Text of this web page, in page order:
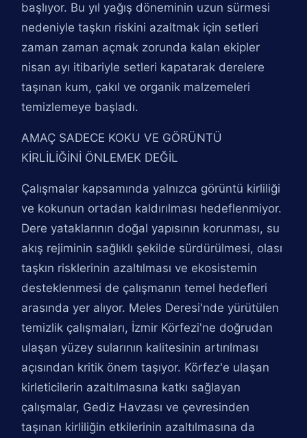
başlıyor. Bu yıl yağış döneminin uzun sürmesi
nedeniyle taşkın riskini azaltmak için setleri
zaman zaman açmak zorunda kalan ekipler
nisan ayı itibariyle setleri kapatarak derelere
taşınan kum, çakıl ve organik malzemeleri
temizlemeye başladı.
AMAÇ SADECE KOKU VE GÖRÜNTÜ
KİRLİLİĞİNİ ÖNLEMEK DEĞİL
Çalışmalar kapsamında yalnızca görüntü kirliliği
ve kokunun ortadan kaldırılması hedeflenmiyor.
Dere yataklarının doğal yapısının korunması, su
akış rejiminin sağlıklı şekilde sürdürülmesi, olası
taşkın risklerinin azaltılması ve ekosistemin
desteklenmesi de çalışmanın temel hedefleri
arasında yer alıyor. Meles Deresi'nde yürütülen
temizlik çalışmaları, İzmir Körfezi'ne doğrudan
ulaşan yüzey sularının kalitesinin artırılması
açısından kritik önem taşıyor. Körfez'e ulaşan
kirleticilerin azaltılmasına katkı sağlayan
çalışmalar, Gediz Havzası ve çevresinden
taşınan kirliliğin etkilerinin azaltılmasına da